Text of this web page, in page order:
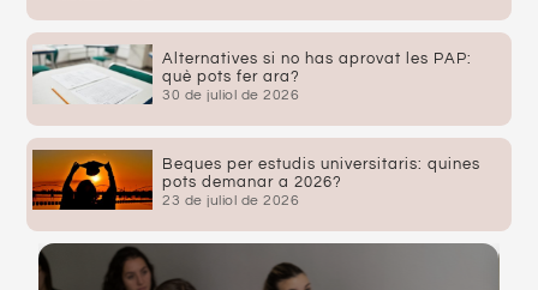
Alternatives si no has aprovat les PAP:
què pots fer ara?
30 de juliol de 2026
Beques per estudis universitaris: quines
pots demanar a 2026?
23 de juliol de 2026